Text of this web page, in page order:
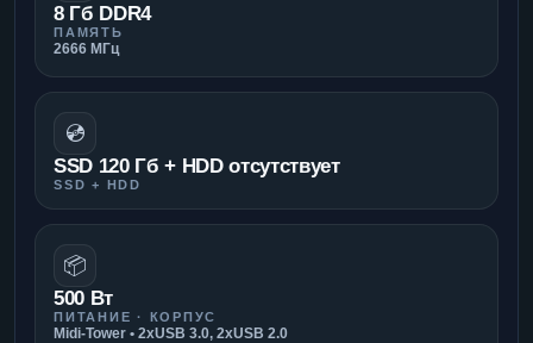
8 Гб DDR4
ПАМЯТЬ
2666 МГц
💿
SSD 120 Гб + HDD отсутствует
SSD + HDD
📦
500 Вт
ПИТАНИЕ · КОРПУС
Midi-Tower • 2xUSB 3.0, 2xUSB 2.0